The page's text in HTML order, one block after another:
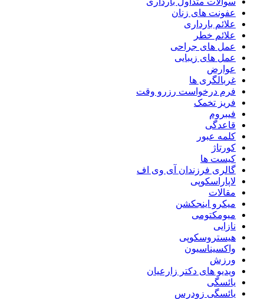
عفونت های زنان
علائم بارداری
علائم خطر
عمل های جراحی
عمل های زیبایی
عوارض
غربالگری ها
فرم درخواست رزرو وقت
فریز تخمک
فیبروم
قاعدگی
کلمه عبور
کورتاژ
کیست ها
گالری فرزندان آی وی اف
لاپاراسکوپی
مقالات
میکرو اینجکشن
میومکتومی
نازایی
هیستروسکوپی
واکسیناسیون
ورزش
ویدیو های دکتر زارعیان
یائسگی
یائسگی زودرس